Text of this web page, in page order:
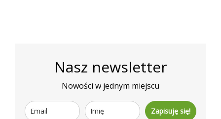
Nasz newsletter
Nowości w jednym miejscu
Zapisuję się!